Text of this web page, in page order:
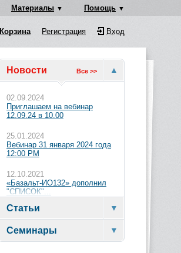
Материалы Помощь
Корзина Регистрация Вход
Новости Все >>
02.09.2024
Приглашаем на вебинар
12.09.24 в 10.00
25.01.2024
Вебинар 31 января 2024 года
12:00 PM
12.10.2021
«Базальт-ИО132» дополнил
"СПИСОК"...
Статьи
Семинары